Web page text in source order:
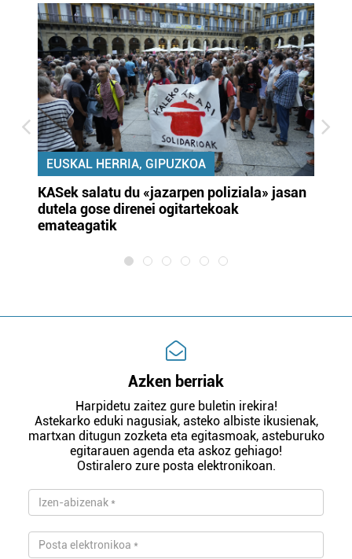
EUSKAL HERRIA, GIPUZKOA
KASek salatu du «jazarpen poliziala» jasan
dutela gose direnei ogitartekoak
emateagatik
Azken berriak
Harpidetu zaitez gure buletin irekira!
Astekarko eduki nagusiak, asteko albiste ikusienak,
martxan ditugun zozketa eta egitasmoak, asteburuko
egitarauen agenda eta askoz gehiago!
Ostiralero zure posta elektronikoan.